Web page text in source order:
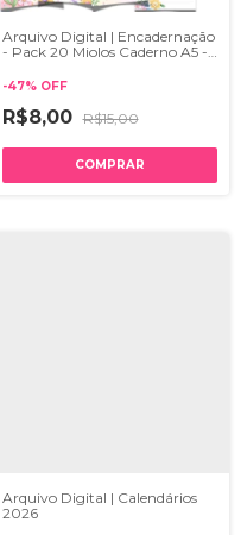
Arquivo Digital | Encadernação
- Pack 20 Miolos Caderno A5 -
-47% OFF
R$8,00 R$15,00
Arquivo Digital | Calendários
2026